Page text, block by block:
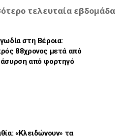
τελευταία εβδομάδα
στη Βέροια:
88χρονος μετά από
από φορτηγό
«Κλειδώνουν» τα